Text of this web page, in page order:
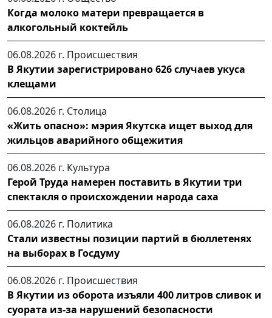
Когда молоко матери превращается в
алкогольный коктейль
06.08.2026 г. Происшествия
В Якутии зарегистрировано 626 случаев укуса
клещами
06.08.2026 г. Столица
«Жить опасно»: мэрия Якутска ищет выход для
жильцов аварийного общежития
06.08.2026 г. Культура
Герой Труда намерен поставить в Якутии три
спектакля о происхождении народа саха
06.08.2026 г. Политика
Стали известны позиции партий в бюллетенях
на выборах в Госдуму
06.08.2026 г. Происшествия
В Якутии из оборота изъяли 400 литров сливок и
суората из-за нарушений безопасности